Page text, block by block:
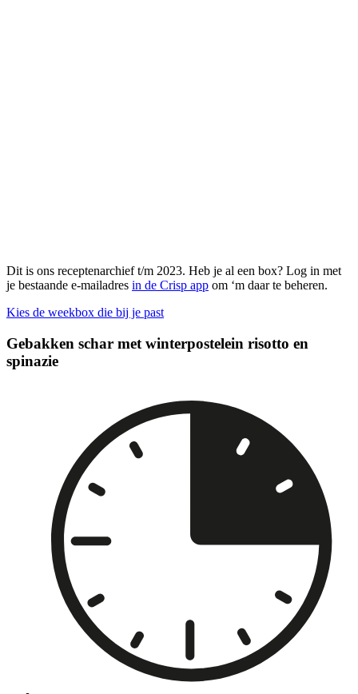
Dit is ons receptenarchief t/m 2023. Heb je al een box? Log in met
je bestaande e-mailadres in de Crisp app om ‘m daar te beheren.
Kies de weekbox die bij je past
Gebakken schar met winterpostelein risotto en
spinazie